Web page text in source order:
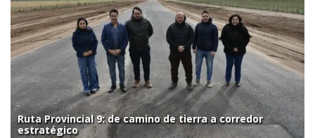
Ruta Provincial 9: de camino de tierra a corredor
estratégico